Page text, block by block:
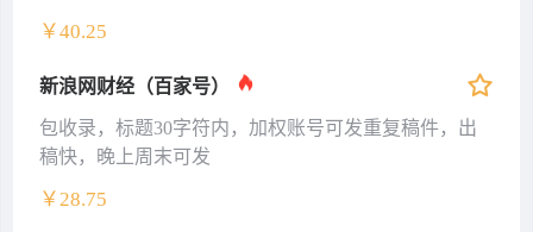
￥40.25
新浪网财经（百家号）
包收录，标题30字符内，加权账号可发重复稿件，出
稿快，晚上周末可发
￥28.75